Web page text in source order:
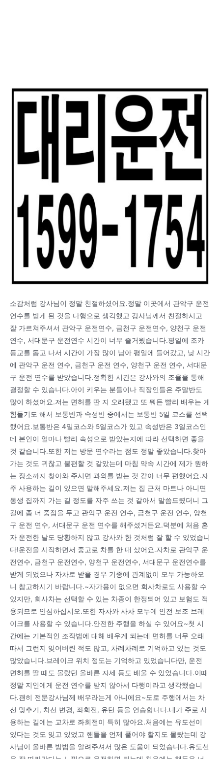
소감처럼 강사님이 정말 친절하셨어요.정말 이곳에서 관악구 운전
연수를 받게 된 것을 다행으로 생각했고 강사님께서 친절하시고
잘 가르쳐주셔서 관악구 운전연수, 금천구 운전연수, 양천구 운전
연수, 서대문구 운전연수 시간이 너무 즐거웠습니다.평일에 조카
등교를 돕고 나서 시간이 가장 많이 남아 평일에 들어갔고, 낮 시간
에 관악구 운전 연수, 금천구 운전 연수, 양천구 운전 연수, 서대문
구 운전 연수를 받았습니다.정확한 시간은 강사와의 조율을 통해
결정할 수 있습니다.아이 키우는 분들이나 직장인들은 주말반도
많이 하셨어요.저는 면허를 딴 지 오래됐고 또 뭐든 빨리 배우는 게
힘들기도 해서 보통반과 속성반 중에서는 보통반 5일 코스를 선택
했어요.보통반은 4일코스와 5일코스가 있고 속성반은 3일코스인
데 본인이 얼마나 빨리 속성으로 받았는지에 따라 선택하면 좋을
것 같습니다.또한 저는 방문 연수라는 점도 정말 좋았습니다.찾아
가는 것도 귀찮고 불편할 것 같았는데 마침 약속 시간에 제가 원하
는 장소까지 찾아와 주시면 과외를 받는 것 같아 너무 편했어요.자
주 사용하는 길이 있으면 말해주세요.저는 집 근처 마트나 아니면
동생 집까지 가는 길 정도를 자주 쓰는 것 같아서 말씀드렸더니 그
길에 좀 더 중점을 두고 관악구 운전 연수, 금천구 운전 연수, 양천
구 운전 연수, 서대문구 운전 연수를 해주셨거든요.덕분에 처음 혼
자 운전한 날도 당황하지 않고 강사와 한 것처럼 잘 할 수 있었습니
다!운전을 시작하면서 중고로 차를 한 대 샀어요.자차로 관악구 운
전연수, 금천구 운전연수, 양천구 운전연수, 서대문구 운전연수를
받게 되었으나 자차로 받을 경우 기종에 관계없이 모두 가능하오
니 참고하시기 바랍니다.~자가용이 없으면 회사차로도 사용할 수
있지만, 회사차는 선택할 수 있는 차종이 한정되어 있고 보험도 적
용되므로 안심하십시오.또한 자차와 사차 모두에 안전 보조 브레
이크를 사용할 수 있습니다.안전한 주행을 하실 수 있어요~첫 시
간에는 기본적인 조작법에 대해 배우게 되는데 면허를 너무 오래
따서 그런지 잊어버린 적도 많고, 차례차례로 기억하고 있는 것도
많았습니다.브레이크 위치 정도는 기억하고 있었습니다만, 운전
면허를 딸 때도 몰랐던 올바른 자세 등도 배울 수 있었습니다.이때
정말 지인에게 운전 연수를 받지 않아서 다행이라고 생각했습니
다.괜히 전문강사님께 배우라는게 아니에요~도로 주행에서는 차
선 맞추기, 차선 변경, 좌회전, 유턴 등을 연습합니다.내가 주로 사
용하는 길에는 교차로 좌회전이 특히 많아요.처음에는 유도선이
있다는 것도 잊고 있었고 핸들을 언제 풀어야 할지도 몰랐는데 강
사님이 올바른 방법을 알려주셔서 많은 도움이 되었습니다.유도선